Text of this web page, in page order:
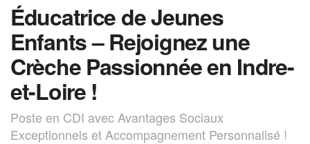
Éducatrice de Jeunes
Enfants – Rejoignez une
Crèche Passionnée en Indre-
et-Loire !
Poste en CDI avec Avantages Sociaux
Exceptionnels et Accompagnement Personnalisé !